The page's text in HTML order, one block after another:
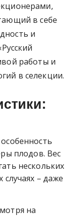
в себе
и
работы и
в селекции.
плодов. Вес
нескольких
– даже
на